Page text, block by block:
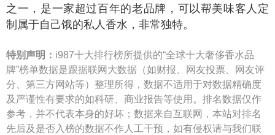
之一，是一家超过百年的老品牌，可以帮美味客人定
制属于自己饿的私人香水，非常独特。
特别声明： i987十大排行榜所提供的“全球十大奢侈香水品
牌”榜单数据是跟据联网大数据（如财报、网友投票、网友评
分、第三方网站等）整理所得，数据不适用于对数据精确度
及严谨性有要求的如科研、商业报告等使用。排名数据仅作
参考，并不代表本身的好坏；数据来自互联网，本站对排名
先后及是否入榜的数据不作人工干预，如有侵权请与我们联